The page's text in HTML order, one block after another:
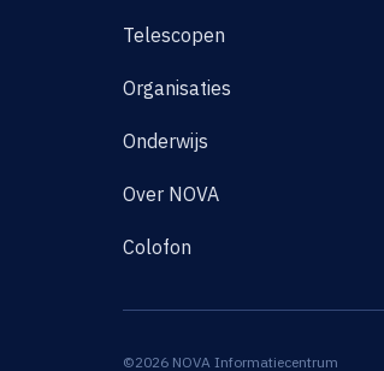
Telescopen
Organisaties
Onderwijs
Over NOVA
Colofon
©2026 NOVA Informatiecentrum